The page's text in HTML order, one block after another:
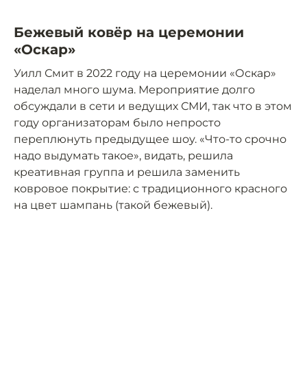
Бежевый ковёр на церемонии
«Оскар»
Уилл Смит в 2022 году на церемонии «Оскар»
наделал много шума. Мероприятие долго
обсуждали в сети и ведущих СМИ, так что в этом
году организаторам было непросто
переплюнуть предыдущее шоу. «Что-то срочно
надо выдумать такое», видать, решила
креативная группа и решила заменить
ковровое покрытие: с традиционного красного
на цвет шампань (такой бежевый).